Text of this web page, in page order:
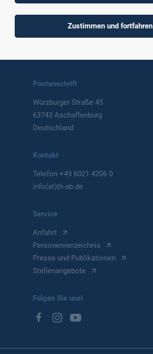
Technische Hochschule
Aschaffenburg
Postanschrift
Würzburger Straße 45
63743 Aschaffenburg
Deutschland
Kontakt
Telefon+49 6021 4206 0
info(at)th-ab.de
Service
Anfahrt
Personenverzeichnis
Presse und Publikationen
Stellenangebote
Folgen Sie uns!
Zustimmen und fortfahren